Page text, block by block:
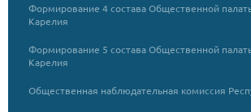
Формирование 4 состава Общественной
Карелия
Формирование 5 состава Общественной
Карелия
Общественная наблюдательная комиссия